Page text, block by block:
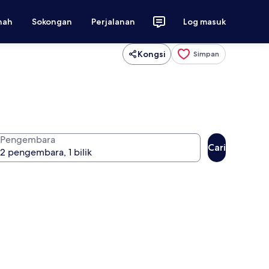
Sokongan Perjalanan Log masuk
Kongsi Simpan
Pengembara
Cari